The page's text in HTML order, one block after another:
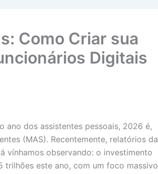
Como Criar sua
Digitais
dos assistentes pessoais, 2026 é,
(MAS). Recentemente, relatórios da
vínhamos observando: o investimento
trilhões este ano, com um foco massivo